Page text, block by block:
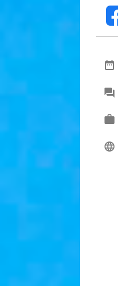
date_range
chat
work
language